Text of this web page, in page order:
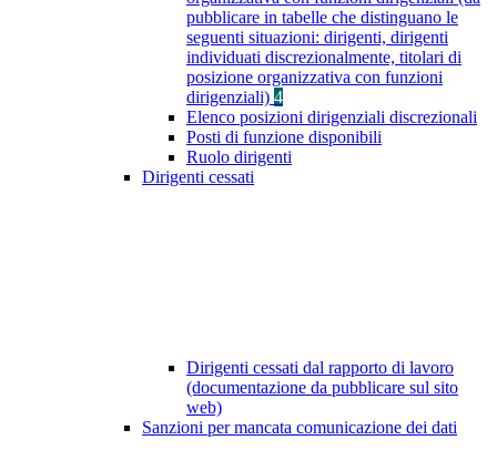
pubblicare in tabelle che distinguano le
seguenti situazioni: dirigenti, dirigenti
individuati discrezionalmente, titolari di
posizione organizzativa con funzioni
dirigenziali) 4
Elenco posizioni dirigenziali discrezionali
Posti di funzione disponibili
Ruolo dirigenti
Dirigenti cessati
Dirigenti cessati dal rapporto di lavoro
(documentazione da pubblicare sul sito
web)
Sanzioni per mancata comunicazione dei dati